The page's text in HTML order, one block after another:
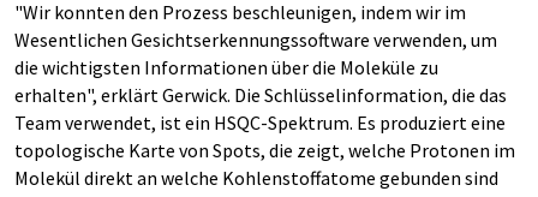
"Wir konnten den Prozess beschleunigen, indem wir im
Wesentlichen Gesichtserkennungssoftware verwenden, um
die wichtigsten Informationen über die Moleküle zu
erhalten", erklärt Gerwick. Die Schlüsselinformation, die das
Team verwendet, ist ein HSQC-Spektrum. Es produziert eine
topologische Karte von Spots, die zeigt, welche Protonen im
Molekül direkt an welche Kohlenstoffatome gebunden sind